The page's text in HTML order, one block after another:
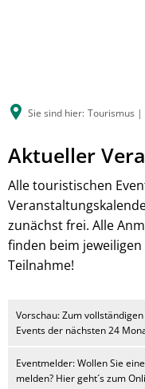
Sie sind hier: Tourismus |
Aktueller
Alle touristischen
zunächst frei. Alle
finden beim
Teilnahme!
Vorschau: Zum
Events der nächsten 24
Eventmelder: Wollen Sie
melden? Hier geht´s zum